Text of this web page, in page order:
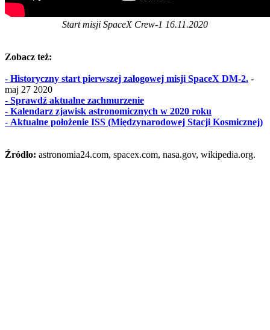
Start misji SpaceX Crew-1 16.11.2020
Zobacz też:
- Historyczny start pierwszej załogowej misji SpaceX DM-2. -
maj 27 2020
- Sprawdź aktualne zachmurzenie
- Kalendarz zjawisk astronomicznych w 2020 roku
- Aktualne położenie ISS (Międzynarodowej Stacji Kosmicznej)
Źródło: astronomia24.com, spacex.com, nasa.gov, wikipedia.org.